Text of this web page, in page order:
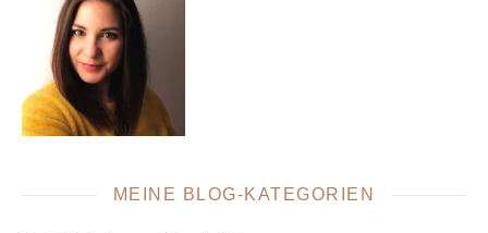
MEINE BLOG-KATEGORIEN